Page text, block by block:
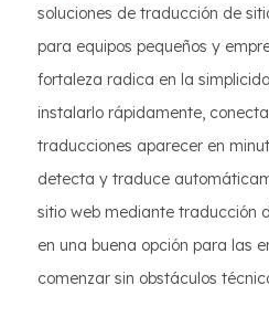
soluciones de traducción de
para equipos pequeños y
fortaleza radica en la
instalarlo rápidamente,
traducciones aparecer en
detecta y traduce
sitio web mediante traducción
en una buena opción para las
comenzar sin obstáculos